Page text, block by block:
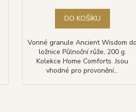
DO KOŠÍKU
Vonné granule Ancient Wisdom do
ložnice Půlnoční růže, 200 g.
Kolekce Home Comforts. Jsou
vhodné pro provonění...